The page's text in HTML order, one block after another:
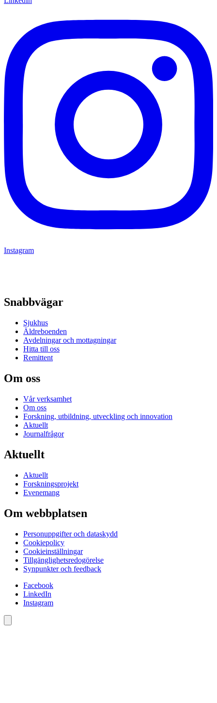
Instagram
Snabbvägar
Sjukhus
Äldreboenden
Avdelningar och mottagningar
Hitta till oss
Remittent
Om oss
Vår verksamhet
Om oss
Forskning, utbildning, utveckling och innovation
Aktuellt
Journalfrågor
Aktuellt
Aktuellt
Forskningsprojekt
Evenemang
Om webbplatsen
Personuppgifter och dataskydd
Cookiepolicy
Cookieinställningar
Tillgänglighetsredogörelse
Synpunkter och feedback
Facebook
LinkedIn
Instagram